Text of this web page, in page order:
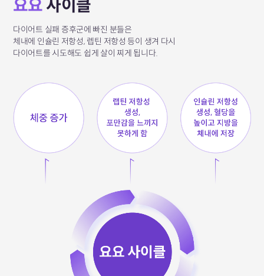
요요 사이클
다이어트 실패 증후군에 빠진 분들은
체내에 인슐린 저항성, 렙틴 저항성 등이 생겨 다시
다이어트를 시도해도 쉽게 살이 찌게 됩니다.